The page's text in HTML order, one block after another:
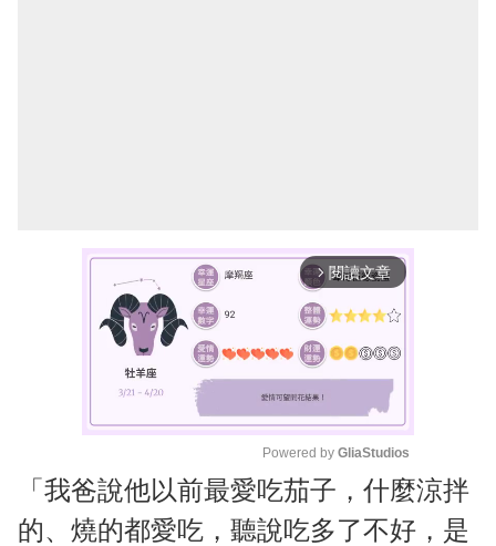
arrow_forward_ios 閱讀文章
M
u
Powered by GliaStudios
「我爸說他以前最愛吃茄子，什麼涼拌
的、燒的都愛吃，聽說吃多了不好，是